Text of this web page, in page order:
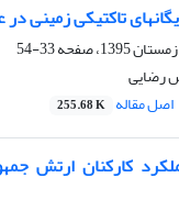
تاکتیکی زمینی در
33-54
رضایی
اصل مقاله 255.68 K
کارکنان ارتش